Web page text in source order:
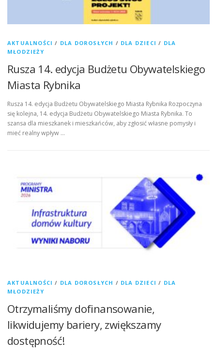
AKTUALNOŚCI / DLA DOROSŁYCH / DLA DZIECI / DLA
MŁODZIEŻY
Rusza 14. edycja Budżetu Obywatelskiego
Miasta Rybnika
Rusza 14. edycja Budżetu Obywatelskiego Miasta Rybnika Rozpoczyna
się kolejna, 14. edycja Budżetu Obywatelskiego Miasta Rybnika. To
szansa dla mieszkanek i mieszkańców, aby zgłosić własne pomysły i
mieć realny wpływ …
AKTUALNOŚCI / DLA DOROSŁYCH / DLA DZIECI / DLA
MŁODZIEŻY
Otrzymaliśmy dofinansowanie,
likwidujemy bariery, zwiększamy
dostępność!